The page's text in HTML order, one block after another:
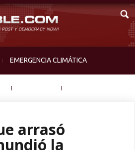
EMERGENCIA CLIMÁTICA
arrasó
la